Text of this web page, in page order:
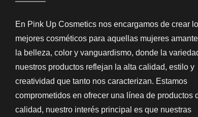
En Pink Up Cosmetics nos encargamos de crear
mejores cosméticos para aquellas mujeres
la belleza, color y vanguardismo, donde la
nuestros productos reflejan la alta calidad, estilo y
creatividad que tanto nos caracterizan. Estamos
comprometidos en ofrecer una línea de productos
calidad, nuestro interés principal es que nuestras